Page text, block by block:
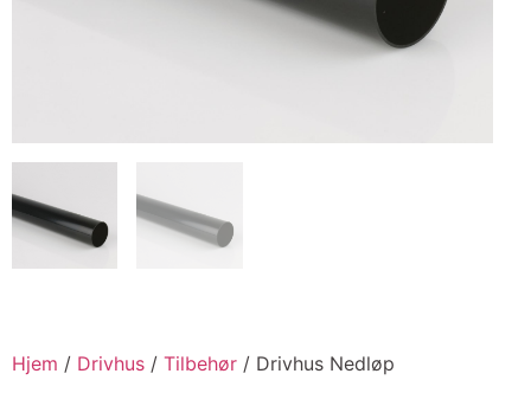
Hjem / Drivhus / Tilbehør / Drivhus Nedløp